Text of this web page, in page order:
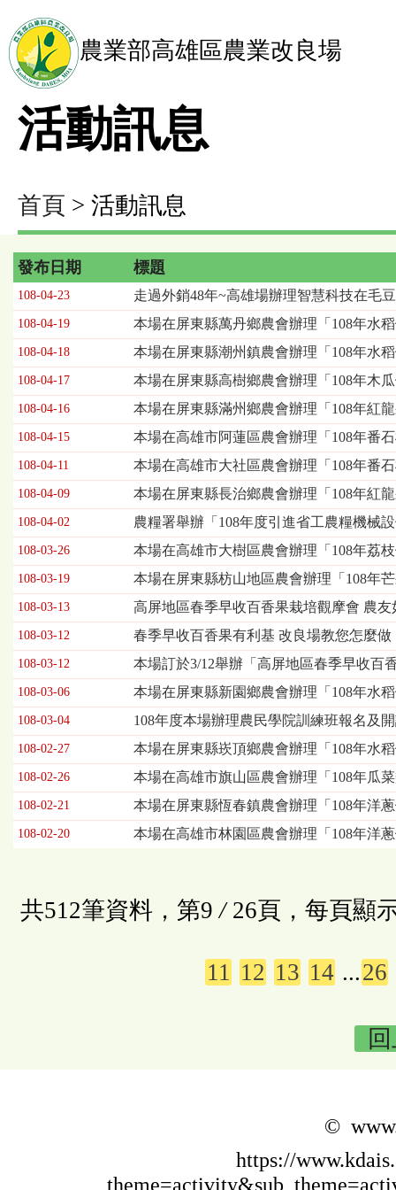
農業部高雄區農業改良場
活動訊息
首頁 > 活動訊息
活
動
訊
息
列
表，
欄
位
依
序
發
布
期、
標
題
發布日期 標題
108-04-23 走過外銷48年~高雄場辦理智慧科技在毛
108-04-19 本場在屏東縣萬丹鄉農會辦理「108年水
108-04-18 本場在屏東縣潮州鎮農會辦理「108年水
108-04-17 本場在屏東縣高樹鄉農會辦理「108年木
108-04-16 本場在屏東縣滿州鄉農會辦理「108年紅
108-04-15 本場在高雄市阿蓮區農會辦理「108年番
108-04-11 本場在高雄市大社區農會辦理「108年番
108-04-09 本場在屏東縣長治鄉農會辦理「108年紅
108-04-02 農糧署舉辦「108年度引進省工農糧機械
108-03-26 本場在高雄市大樹區農會辦理「108年荔
108-03-19 本場在屏東縣枋山地區農會辦理「108年
108-03-13 高屏地區春季早收百香果栽培觀摩會 農友
108-03-12 春季早收百香果有利基 改良場教您怎麼做
108-03-12 本場訂於3/12舉辦「高屏地區春季早收百
108-03-06 本場在屏東縣新園鄉農會辦理「108年水
108-03-04 108年度本場辦理農民學院訓練班報名及
108-02-27 本場在屏東縣崁頂鄉農會辦理「108年水
108-02-26 本場在高雄市旗山區農會辦理「108年瓜
108-02-21 本場在屏東縣恆春鎮農會辦理「108年洋
108-02-20 本場在高雄市林園區農會辦理「108年洋
共512筆資料，第9 / 26頁，每頁顯
11 12 13 14 ...26
©
https://